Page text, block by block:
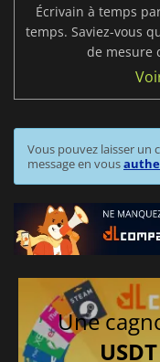
Écrivain à temps
temps. Saviez-vous
de mesure
Vous pouvez laisser un
message en vous
Une
USDT